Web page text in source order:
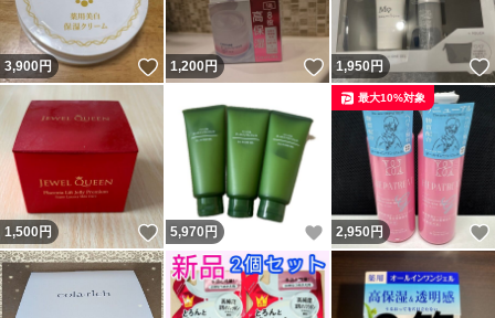
3,900円 いいね！
1,200円 いいね！
1,950円
1,500円 いいね！
5,970 円 いいね！
2,950円
最大10%対象